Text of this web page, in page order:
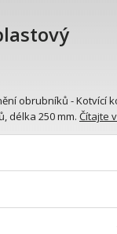
obrubníků - Kotvící
délka 250 mm. Čítajte